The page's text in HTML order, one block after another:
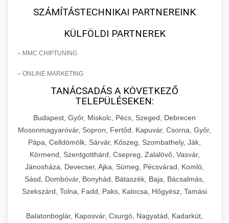
SZÁMÍTÁSTECHNIKAI PARTNEREINK
KÜLFÖLDI PARTNEREK
- MMC CHIPTUNING
- ONLINE MARKETING
TANÁCSADÁS A KÖVETKEZŐ
TELEPÜLÉSEKEN:
Budapest, Győr, Miskolc, Pécs, Szeged, Debrecen
Mosonmagyaróvár, Sopron, Fertőd, Kapuvár, Csorna, Győr,
Pápa, Celldömölk, Sárvár, Kőszeg, Szombathely, Ják,
Körmend, Szentgotthárd, Csepreg, Zalalövő, Vasvár,
Jánosháza, Devecser, Ajka, Sümeg, Pécsvárad, Komló,
Sásd, Dombóvár, Bonyhád, Bátaszék, Baja, Bácsalmás,
Szekszárd, Tolna, Fadd, Paks, Kalocsa, Hőgyész, Tamási
Balatonboglár, Kaposvár, Csurgó, Nagyatád, Kadarkút,